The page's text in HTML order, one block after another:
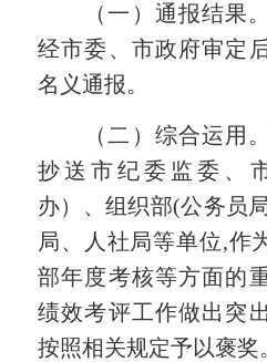
（一） 通报结果。
经市委、市政府审定
名义通报。
（二）综合运用。
抄送市纪委监委、
办） 、组织部(公务员
局、人社局等单位,作
部年度考核等方面的
绩效考评工作做出突
按照相关规定予以褒奖